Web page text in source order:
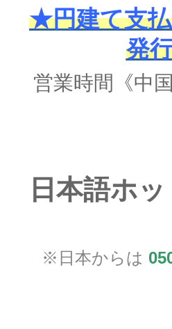
★円建て支払
発
営業時間《中
日本語ホ
※日本からは